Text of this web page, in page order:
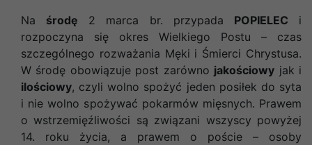
Na środę 2 marca br. przypada POPIELEC i
rozpoczyna się okres Wielkiego Postu – czas
szczególnego rozważania Męki i Śmierci Chrystusa.
W środę obowiązuje post zarówno jakościowy jak i
ilościowy, czyli wolno spożyć jeden posiłek do syta
i nie wolno spożywać pokarmów mięsnych. Prawem
o wstrzemięźliwości są związani wszyscy powyżej
14. roku życia, a prawem o poście – osoby